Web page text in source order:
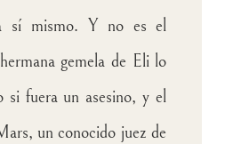
sí mismo. Y no es el
gemela de Eli lo
si fuera un asesino, y el
un conocido juez de